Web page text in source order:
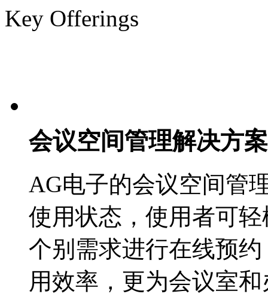
Key Offerings
会议空间管理解决方案
AG电子的会议空间管
使用状态，使用者可
个别需求进行在线预
用效率，更为会议室